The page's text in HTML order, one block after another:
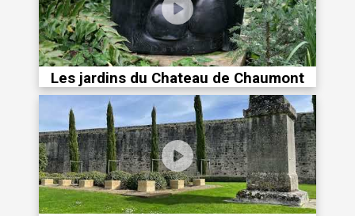
Les jardins du Chateau de Chaumont